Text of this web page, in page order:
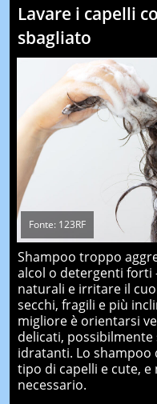
Lavare i capelli
sbagliato
Fonte: 123RF
Shampoo troppo
alcol o detergenti
naturali e irritare il
secchi, fragili e più
migliore è orientarsi
delicati,
idratanti. Lo shampoo
tipo di capelli e cute,
necessario.